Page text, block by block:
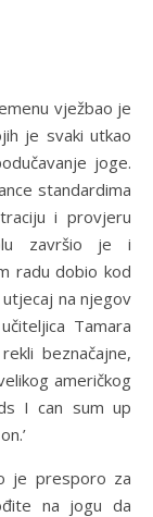
vježbao je
je svaki utkao
joge.
standardima
i provjeru
završio je i
radu dobio kod
utjecaj na njegov
Tamara
beznačajne,
američkog
I can sum up
je presporo za
na jogu da